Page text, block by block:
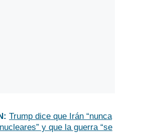
Trump dice que Irán “nunca
y que la guerra “se